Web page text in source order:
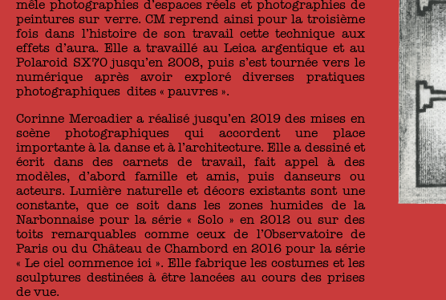
mêle photographies d’espaces réels et photographies de
peintures sur verre. CM reprend ainsi pour la troisième
fois dans l’histoire de son travail cette technique aux
effets d’aura. Elle a travaillé au Leica argentique et au
Polaroid SX70 jusqu’en 2008, puis s’est tournée vers le
numérique après avoir exploré diverses pratiques
photographiques dites « pauvres ».
Corinne Mercadier a réalisé jusqu’en 2019 des mises en
scène photographiques qui accordent une place
importante à la danse et à l’architecture. Elle a dessiné et
écrit dans des carnets de travail, fait appel à des
modèles, d’abord famille et amis, puis danseurs ou
acteurs. Lumière naturelle et décors existants sont une
constante, que ce soit dans les zones humides de la
Narbonnaise pour la série « Solo » en 2012 ou sur des
toits remarquables comme ceux de l’Observatoire de
Paris ou du Château de Chambord en 2016 pour la série
« Le ciel commence ici ». Elle fabrique les costumes et les
sculptures destinées à être lancées au cours des prises
de vue.